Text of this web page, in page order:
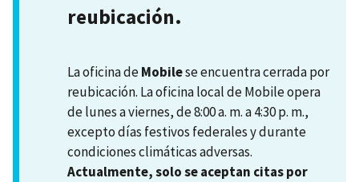
reubicación.
La oficina deMobilese encuentra cerrada por
reubicación. La oficina local de Mobile opera
de lunes a viernes, de 8:00 a. m. a 4:30 p. m.,
excepto días festivos federales y durante
condiciones climáticas adversas.
Actualmente, solo se aceptan citas por